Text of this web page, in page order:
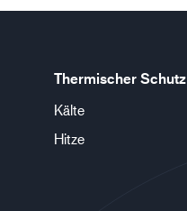
Thermischer Schutz
Kälte
Hitze